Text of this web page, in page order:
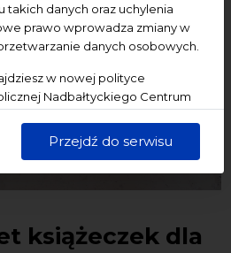
takich danych oraz uchylenia
prawo wprowadza zmiany w
danych osobowych.
w nowej polityce
Nadbałtyckiego Centrum
sposób bezpieczny, z należytą
przepisami.
Przejdź do serwisu
książeczek dla